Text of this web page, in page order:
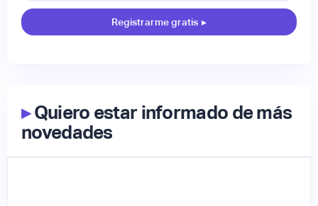
Registrarme gratis ▸
▸Quiero estar informado de más
novedades